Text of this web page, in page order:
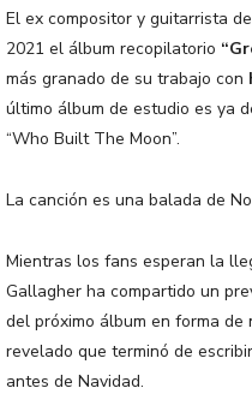
El ex compositor y guitarrista de
2021 el álbum recopilatorio
más granado de su trabajo con
último álbum de estudio es ya
“Who Built The Moon”.
La canción es una balada de
Mientras los fans esperan la
Gallagher ha compartido un
del próximo álbum en forma de
revelado que terminó de
antes de Navidad.